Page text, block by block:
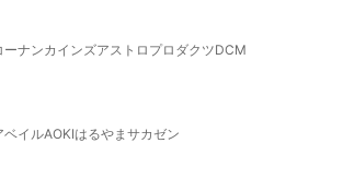
ーナンカインズアストロプロダクツDCM
ベイルAOKIはるやま サカゼン